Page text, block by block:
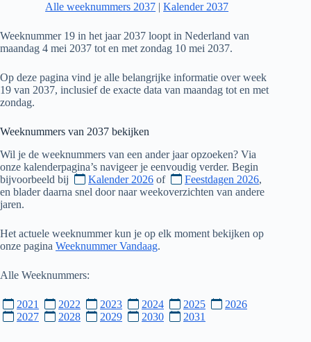
Alle weeknummers 2037 |Kalender 2037
Weeknummer 19 in het jaar 2037 loopt in Nederland van
maandag 4 mei 2037 tot en met zondag 10 mei 2037.
Op deze pagina vind je alle belangrijke informatie over week
19 van 2037, inclusief de exacte data van maandag tot en met
zondag.
Weeknummers van 2037 bekijken
Wil je de weeknummers van een ander jaar opzoeken? Via
onze kalenderpagina’s navigeer je eenvoudig verder. Begin
bijvoorbeeld bij
Kalender 2026 of Feestdagen 2026,
en blader daarna snel door naar weekoverzichten van andere
jaren.
Het actuele weeknummer kun je op elk moment bekijken op
onze pagina Weeknummer Vandaag.
Alle Weeknummers:
2021 2022 2023 2024 2025
2026
2027
2028 2029 2030 2031